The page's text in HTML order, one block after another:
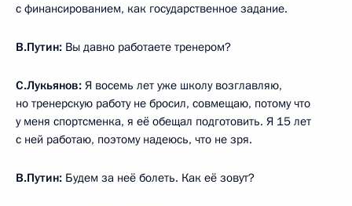
с финансированием, как государственное задание.
В.Путин: Вы давно работаете тренером?
С.Лукьянов: Я восемь лет уже школу возглавляю,
но тренерскую работу не бросил, совмещаю, потому что
у меня спортсменка, я её обещал подготовить. Я 15 лет
с ней работаю, поэтому надеюсь, что не зря.
В.Путин: Будем за неё болеть. Как её зовут?